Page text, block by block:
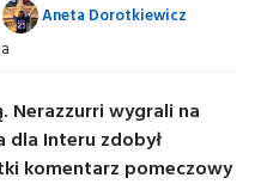
Aneta Dorotkiewicz
Nerazzurri wygrali na
dla Interu zdobył
komentarz pomeczowy